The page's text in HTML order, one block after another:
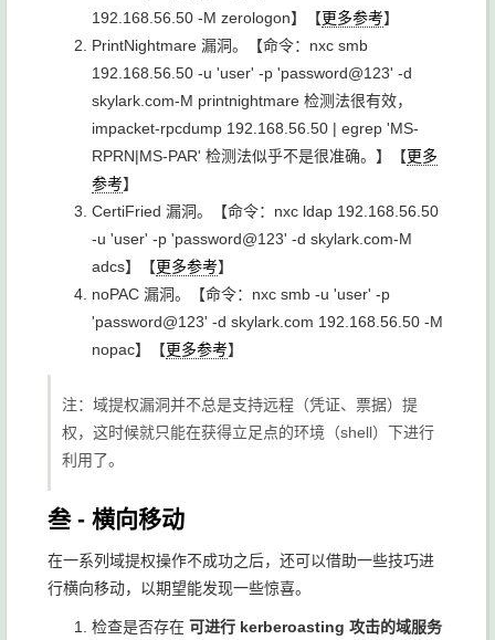
192.168.56.50 -M zerologon】【更多参考】
PrintNightmare 漏洞。【命令： nxc smb
192.168.56.50 -u 'user' -p 'password@123' -d
skylark.com-M printnightmare 检测法很有效，
impacket-rpcdump 192.168.56.50 | egrep 'MS-
RPRN|MS-PAR' 检测法似乎不是很准确。】【更多
参考】
CertiFried 漏洞。【命令： nxc ldap 192.168.56.50
-u 'user' -p 'password@123' -d skylark.com-M
adcs】【更多参考】
noPAC 漏洞。【命令： nxc smb -u 'user' -p
'password@123' -d skylark.com 192.168.56.50 -M
nopac】【更多参考】
注：域提权漏洞并不总是支持远程（凭证、票据）提
权，这时候就只能在获得立足点的环境（shell）下进行
利用了。
叁 - 横向移动
在一系列域提权操作不成功之后，还可以借助一些技巧进
行横向移动，以期望能发现一些惊喜。
检查是否存在 可进行 kerberoasting 攻击的域服务